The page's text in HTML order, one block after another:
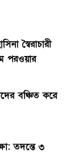
স্বৈরাচারী
পরওয়ার
বঞ্চিত করে
তদন্তে ৩